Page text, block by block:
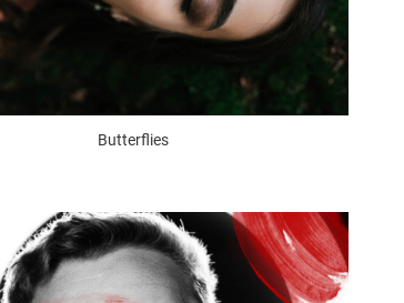
Butterflies